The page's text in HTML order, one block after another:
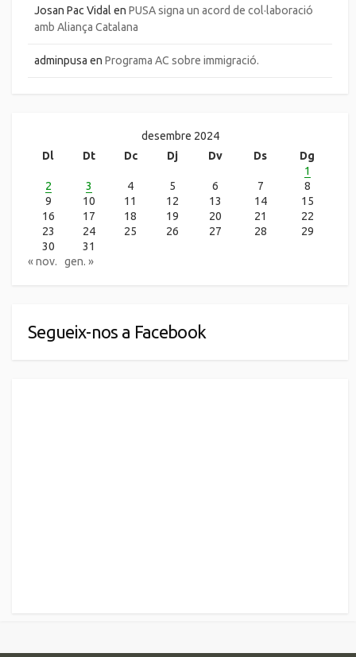
Josan Pac Vidal en PUSA signa un acord de col·laboració
amb Aliança Catalana
adminpusa en Programa AC sobre immigració.
desembre 2024
Dl
Dt Dc Dj Dv Ds
Dg
1
2
3 4 5 6 7
8
9
10 11 12 13 14
15
16
17 18 19 20 21
22
23
24 25 26 27 28
29
30
31
« nov.
gen. »
Segueix-nos a Facebook